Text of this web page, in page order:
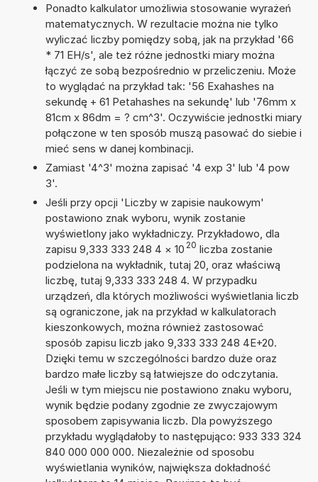
Ponadto kalkulator umożliwia stosowanie wyrażeń
matematycznych. W rezultacie można nie tylko
wyliczać liczby pomiędzy sobą, jak na przykład '66
* 71 EH/s', ale też różne jednostki miary można
łączyć ze sobą bezpośrednio w przeliczeniu. Może
to wyglądać na przykład tak: '56 Exahashes na
sekundę + 61 Petahashes na sekundę' lub '76mm x
81cm x 86dm = ? cm^3'. Oczywiście jednostki miary
połączone w ten sposób muszą pasować do siebie i
mieć sens w danej kombinacji.
Zamiast '4^3' można zapisać '4 exp 3' lub '4 pow
3'.
Jeśli przy opcji 'Liczby w zapisie naukowym'
postawiono znak wyboru, wynik zostanie
wyświetlony jako wykładniczy. Przykładowo, dla
zapisu 9,333 333 248 4 × 10 20 liczba zostanie
podzielona na wykładnik, tutaj 20, oraz właściwą
liczbę, tutaj 9,333 333 248 4. W przypadku
urządzeń, dla których możliwości wyświetlania liczb
są ograniczone, jak na przykład w kalkulatorach
kieszonkowych, można również zastosować
sposób zapisu liczb jako 9,333 333 248 4E+20.
Dzięki temu w szczególności bardzo duże oraz
bardzo małe liczby są łatwiejsze do odczytania.
Jeśli w tym miejscu nie postawiono znaku wyboru,
wynik będzie podany zgodnie ze zwyczajowym
sposobem zapisywania liczb. Dla powyższego
przykładu wyglądałoby to następująco: 933 333 324
840 000 000 000. Niezależnie od sposobu
wyświetlania wyników, największa dokładność